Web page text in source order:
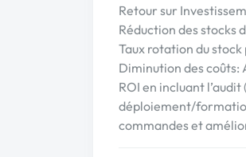
Retour sur
Réduction des stocks
Taux rotation du stock
Diminution des coûts:
ROI en incluant
déploiement/
commandes et